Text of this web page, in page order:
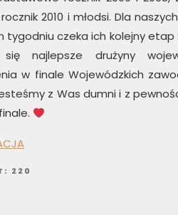
2010 i młodsi. Dla
tygodniu czeka ich kolejny
najlepsze drużyny
w finale Wojewódzkich
z Was dumni i z
220